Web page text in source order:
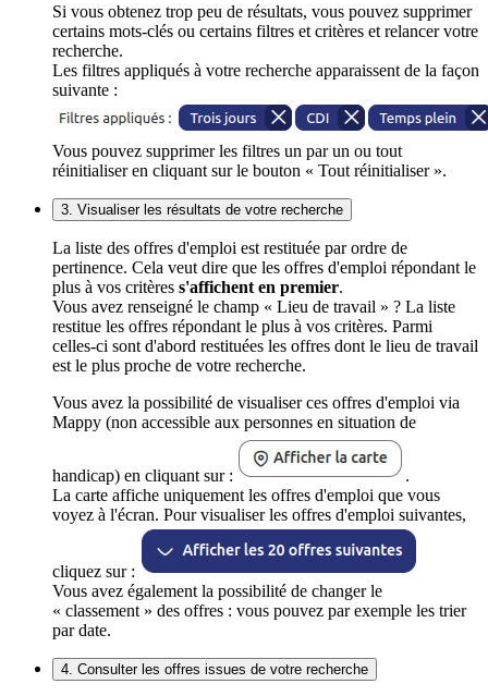
Si vous obtenez trop peu de résultats, vous pouvez supprimer
certains mots-clés ou certains filtres et critères et relancer votre
recherche.
Les filtres appliqués à votre recherche apparaissent de la façon
suivante :
Vous pouvez supprimer les filtres un par un ou tout
réinitialiser en cliquant sur le bouton « Tout réinitialiser ».
3. Visualiser les résultats de votre recherche
La liste des offres d'emploi est restituée par ordre de
pertinence. Cela veut dire que les offres d'emploi répondant le
plus à vos critères s'affichent en premier.
Vous avez renseigné le champ « Lieu de travail » ? La liste
restitue les offres répondant le plus à vos critères. Parmi
celles-ci sont d'abord restituées les offres dont le lieu de travail
est le plus proche de votre recherche.
Vous avez la possibilité de visualiser ces offres d'emploi via
Mappy (non accessible aux personnes en situation de
handicap) en cliquant sur :
.
La carte affiche uniquement les offres d'emploi que vous
voyez à l'écran. Pour visualiser les offres d'emploi suivantes,
cliquez sur :
Vous avez également la possibilité de changer le
« classement » des offres : vous pouvez par exemple les trier
par date.
4. Consulter les offres issues de votre recherche